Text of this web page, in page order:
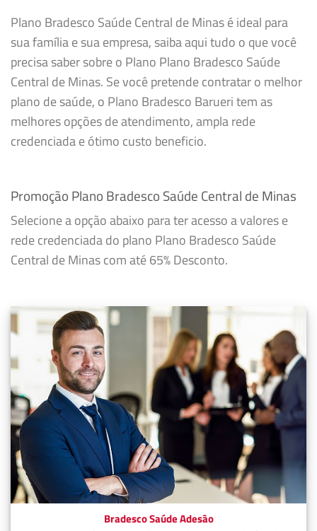
Plano Bradesco Saúde Central de Minas é ideal para
sua família e sua empresa, saiba aqui tudo o que você
precisa saber sobre o Plano Plano Bradesco Saúde
Central de Minas. Se você pretende contratar o melhor
plano de saúde, o Plano Bradesco Barueri tem as
melhores opções de atendimento, ampla rede
credenciada e ótimo custo beneficio.
Promoção Plano Bradesco Saúde Central de Minas
Selecione a opção abaixo para ter acesso a valores e
rede credenciada do plano Plano Bradesco Saúde
Central de Minas com até 65% Desconto.
Bradesco Saúde Adesão